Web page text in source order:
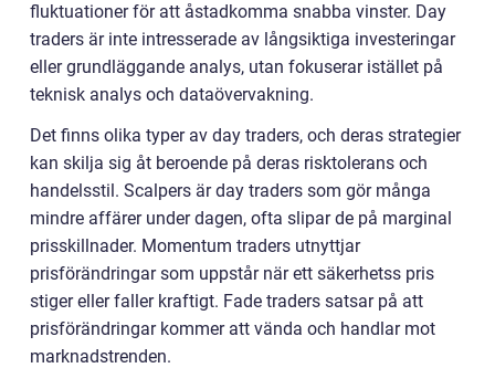
fluktuationer för att åstadkomma snabba vinster. Day
traders är inte intresserade av långsiktiga investeringar
eller grundläggande analys, utan fokuserar istället på
teknisk analys och dataövervakning.
Det finns olika typer av day traders, och deras strategier
kan skilja sig åt beroende på deras risktolerans och
handelsstil. Scalpers är day traders som gör många
mindre affärer under dagen, ofta slipar de på marginal
prisskillnader. Momentum traders utnyttjar
prisförändringar som uppstår när ett säkerhetss pris
stiger eller faller kraftigt. Fade traders satsar på att
prisförändringar kommer att vända och handlar mot
marknadstrenden.